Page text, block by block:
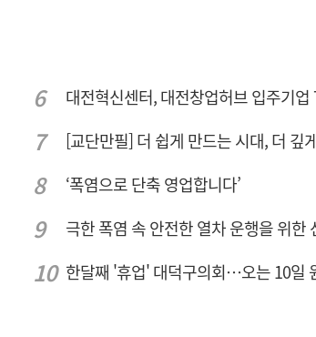
‘폭염으로 단축 영업합니다’